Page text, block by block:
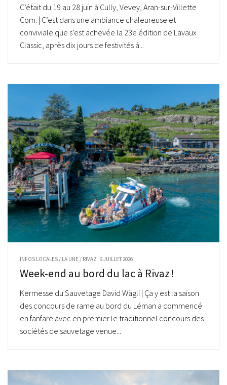
C’était du 19 au 28 juin à Cully, Vevey, Aran-sur-Villette
Com. | C’est dans une ambiance chaleureuse et
conviviale que s’est achevée la 23e édition de Lavaux
Classic, après dix jours de festivités à...
INFOS LOCALES / LA UNE / RIVAZ 9 JUILLET 2026
Week-end au bord du lac à Rivaz !
Kermesse du Sauvetage David Wägli | Ça y est la saison
des concours de rame au bord du Léman a commencé
en fanfare avec en premier le traditionnel concours des
sociétés de sauvetage venue...